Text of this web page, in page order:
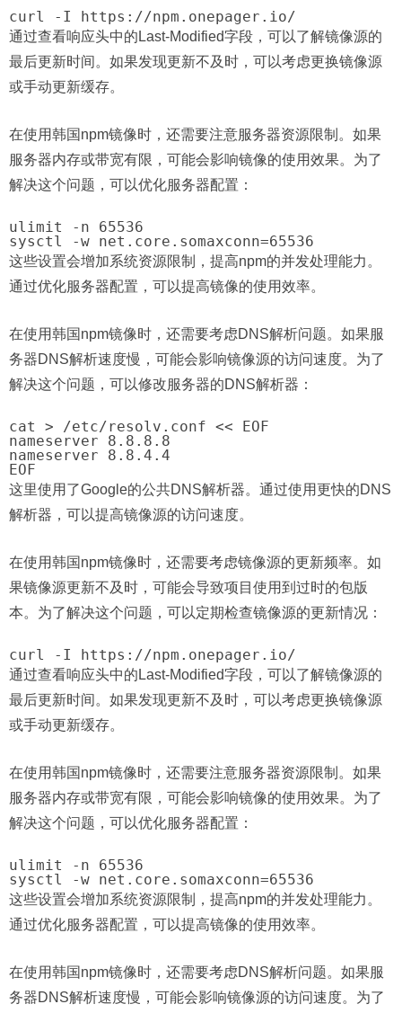
通过查看响应头中的Last-Modified字段，可以了解镜像源的
最后更新时间。如果发现更新不及时，可以考虑更换镜像源
或手动更新缓存。
在使用韩国npm镜像时，还需要注意服务器资源限制。如果
服务器内存或带宽有限，可能会影响镜像的使用效果。为了
解决这个问题，可以优化服务器配置：
ulimit -n 65536
这些设置会增加系统资源限制，提高npm的并发处理能力。
通过优化服务器配置，可以提高镜像的使用效率。
在使用韩国npm镜像时，还需要考虑DNS解析问题。如果服
务器DNS解析速度慢，可能会影响镜像源的访问速度。为了
解决这个问题，可以修改服务器的DNS解析器：
cat > /etc/resolv.conf << EOF
nameserver 8.8.8.8
nameserver 8.8.4.4
这里使用了Google的公共DNS解析器。通过使用更快的DNS
解析器，可以提高镜像源的访问速度。
在使用韩国npm镜像时，还需要考虑镜像源的更新频率。如
果镜像源更新不及时，可能会导致项目使用到过时的包版
本。为了解决这个问题，可以定期检查镜像源的更新情况：
通过查看响应头中的Last-Modified字段，可以了解镜像源的
最后更新时间。如果发现更新不及时，可以考虑更换镜像源
或手动更新缓存。
在使用韩国npm镜像时，还需要注意服务器资源限制。如果
服务器内存或带宽有限，可能会影响镜像的使用效果。为了
解决这个问题，可以优化服务器配置：
ulimit -n 65536
这些设置会增加系统资源限制，提高npm的并发处理能力。
通过优化服务器配置，可以提高镜像的使用效率。
在使用韩国npm镜像时，还需要考虑DNS解析问题。如果服
务器DNS解析速度慢，可能会影响镜像源的访问速度。为了